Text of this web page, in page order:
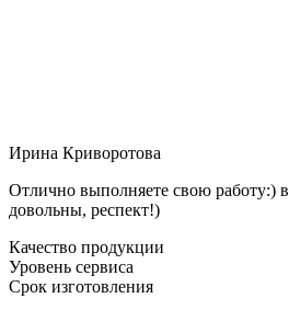
Ирина Криворотова
Отлично выполняете свою работу:)
довольны, респект!)
Качество продукции
Уровень сервиса
Срок изготовления